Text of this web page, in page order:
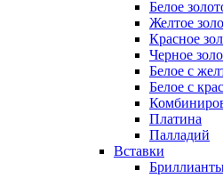
Белое
Желтое
Красное
Черное
Белое с
Белое с
Платина
Палладий
Вставки